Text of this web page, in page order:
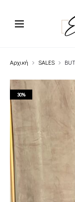
Αρχική SALES
30%